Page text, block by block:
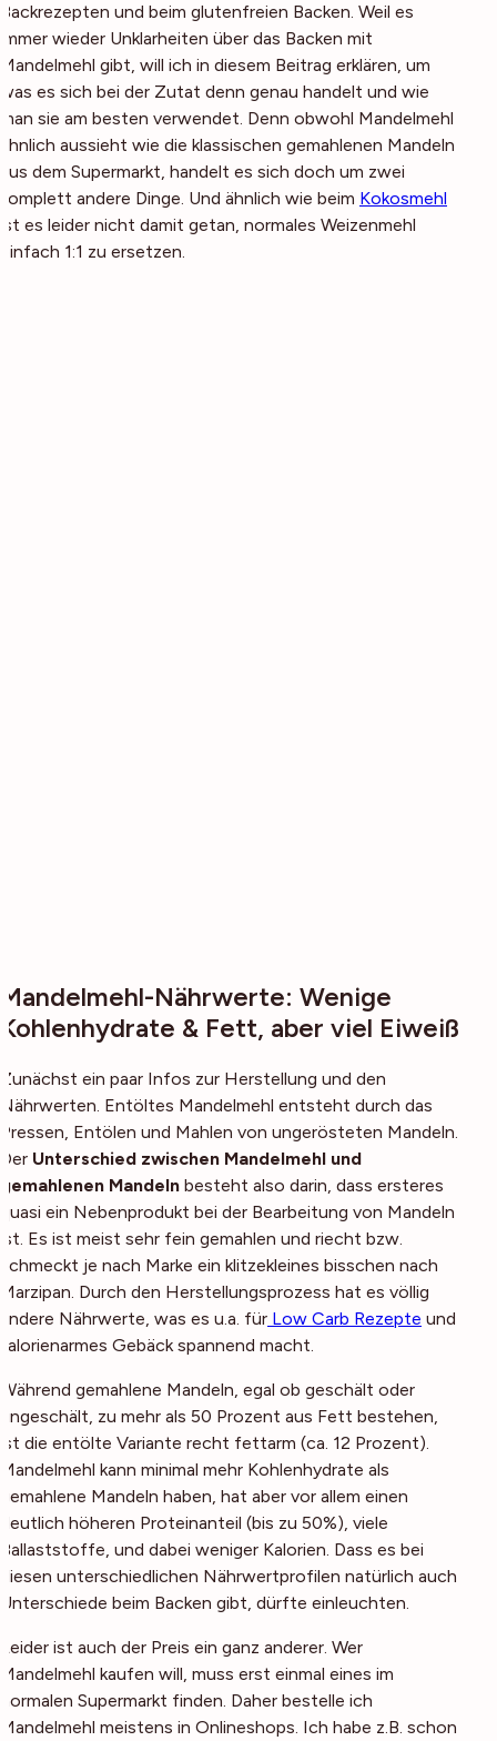
Backrezepten und beim glutenfreien Backen. Weil es
immer wieder Unklarheiten über das Backen mit
Mandelmehl gibt, will ich in diesem Beitrag erklären, um
was es sich bei der Zutat denn genau handelt und wie
man sie am besten verwendet. Denn obwohl Mandelmehl
ähnlich aussieht wie die klassischen gemahlenen Mandeln
aus dem Supermarkt, handelt es sich doch um zwei
komplett andere Dinge. Und ähnlich wie beim Kokosmehl
ist es leider nicht damit getan, normales Weizenmehl
einfach 1:1 zu ersetzen.
Mandelmehl-Nährwerte: Wenige
Kohlenhydrate & Fett, aber viel Eiweiß
Zunächst ein paar Infos zur Herstellung und den
Nährwerten. Entöltes Mandelmehl entsteht durch das
Pressen, Entölen und Mahlen von ungerösteten Mandeln.
Der Unterschied zwischen Mandelmehl und
gemahlenen Mandeln besteht also darin, dass ersteres
quasi ein Nebenprodukt bei der Bearbeitung von Mandeln
ist. Es ist meist sehr fein gemahlen und riecht bzw.
schmeckt je nach Marke ein klitzekleines bisschen nach
Marzipan. Durch den Herstellungsprozess hat es völlig
andere Nährwerte, was es u.a. für Low Carb Rezepte und
kalorienarmes Gebäck spannend macht.
Während gemahlene Mandeln, egal ob geschält oder
ungeschält, zu mehr als 50 Prozent aus Fett bestehen,
ist die entölte Variante recht fettarm (ca. 12 Prozent).
Mandelmehl kann minimal mehr Kohlenhydrate als
gemahlene Mandeln haben, hat aber vor allem einen
deutlich höheren Proteinanteil (bis zu 50%), viele
Ballaststoffe, und dabei weniger Kalorien. Dass es bei
diesen unterschiedlichen Nährwertprofilen natürlich auch
Unterschiede beim Backen gibt, dürfte einleuchten.
Leider ist auch der Preis ein ganz anderer. Wer
Mandelmehl kaufen will, muss erst einmal eines im
normalen Supermarkt finden. Daher bestelle ich
Mandelmehl meistens in Onlineshops. Ich habe z.B. schon